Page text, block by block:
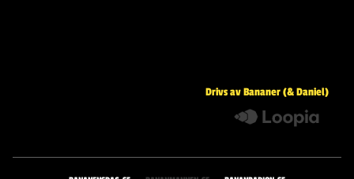
Drivs av Bananer (& Daniel)